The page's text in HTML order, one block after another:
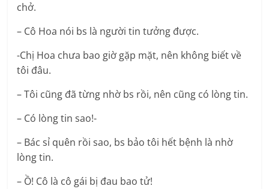
chở.
– Cô Hoa nói bs là người tin tưởng được.
-Chị Hoa chưa bao giờ gặp mặt, nên không biết về
tôi đâu.
– Tôi cũng đã từng nhờ bs rồi, nên cũng có lòng tin.
– Có lòng tin sao!-
– Bác sỉ quên rồi sao, bs bảo tôi hết bệnh là nhờ
lòng tin.
– Ồ! Cô là cô gái bị đau bao tử!